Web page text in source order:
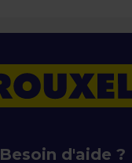
Besoin d'aide ?